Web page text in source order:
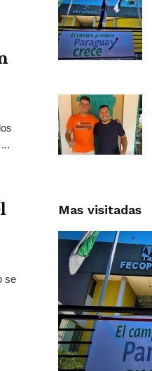
se
Mas visitadas